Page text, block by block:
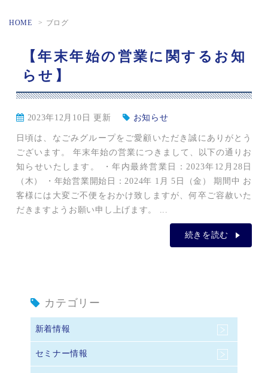
HOME ブログ
【年末年始の営業に関するお知
らせ】
2023年12月10日 更新 お知らせ
日頃は、なごみグループをご愛顧いただき誠にありがとう
ございます。 年末年始の営業につきまして、以下の通りお
知らせいたします。 ・年内最終営業日：2023年12月28日
（木） ・年始営業開始日：2024年 1月 5日（金） 期間中 お
客様には大変ご不便をおかけ致しますが、何卒ご容赦いた
だきますようお願い申し上げます。 ...
続きを読む
カテゴリー
新着情報
セミナー情報